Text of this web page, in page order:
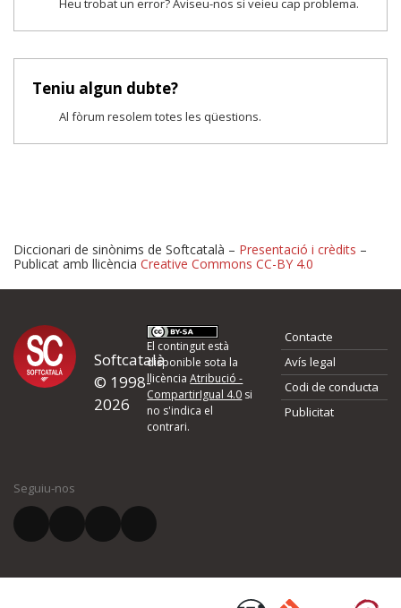
Heu trobat un error? Aviseu-nos si veieu cap problema.
Teniu algun dubte?
Al fòrum resolem totes les qüestions.
Proposeu-nos millores o
d'errors
Si heu trobat un error o voleu proposar alguna millora, ompliu els
quina és la millora que proposeu o l'error del qual voleu informar-
El vostre correu electrònic *
Diccionari de sinònims de Softcatalà – Presentació i crèdits –
Publicat amb llicència Creative Commons CC-BY 4.0
Softcatalà
© 1998-
2026
El contingut està
disponible sota la
llicènciaAtribució -
CompartirIgual 4.0 si
no s'indica el
contrari.
Contacte
Avís legal
Codi de conducta
Publicitat
Seguiu-nos